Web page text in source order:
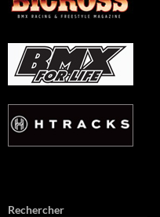
Rechercher